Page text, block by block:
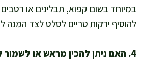
במיוחד בשום קפוא, תבלינים או
להוסיף ירקות טריים לסלט לצד המנה
4. האם ניתן להכין מראש או לשמור